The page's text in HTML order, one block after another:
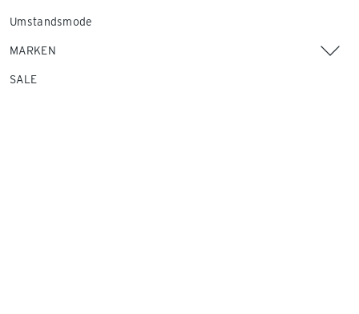
Umstandsmode
MARKEN
SALE